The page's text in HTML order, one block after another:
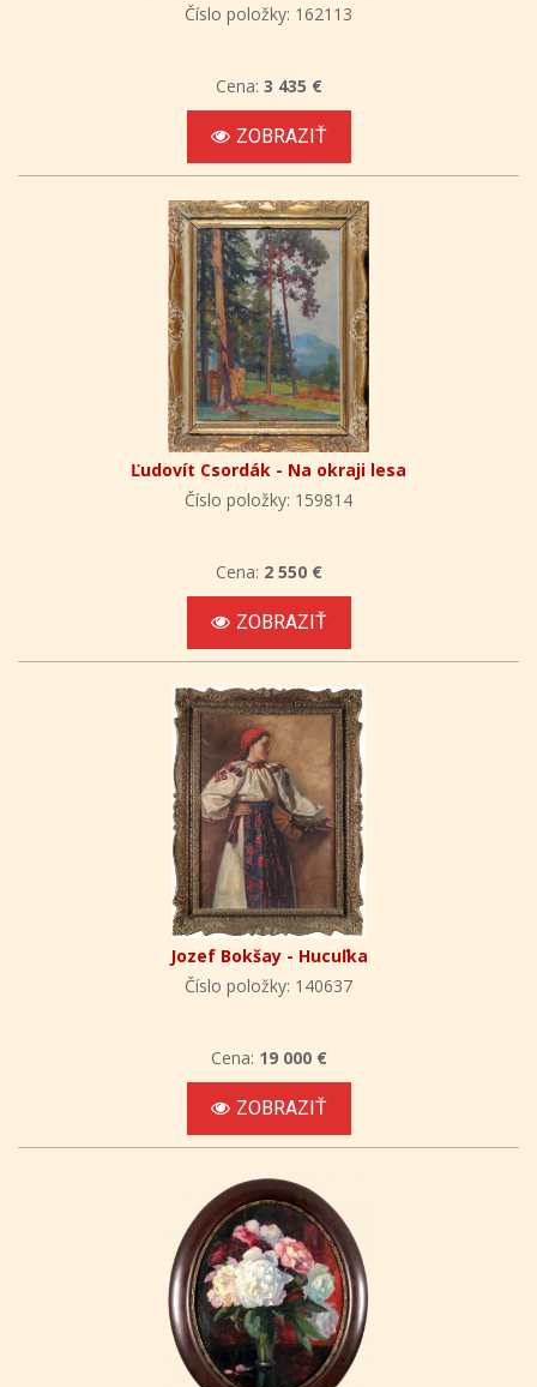
Číslo položky: 162113
Cena: 3 435 €
ZOBRAZIŤ
Ľudovít Csordák - Na okraji lesa
Číslo položky: 159814
Cena: 2 550 €
ZOBRAZIŤ
Jozef Bokšay - Hucuľka
Číslo položky: 140637
Cena: 19 000 €
ZOBRAZIŤ